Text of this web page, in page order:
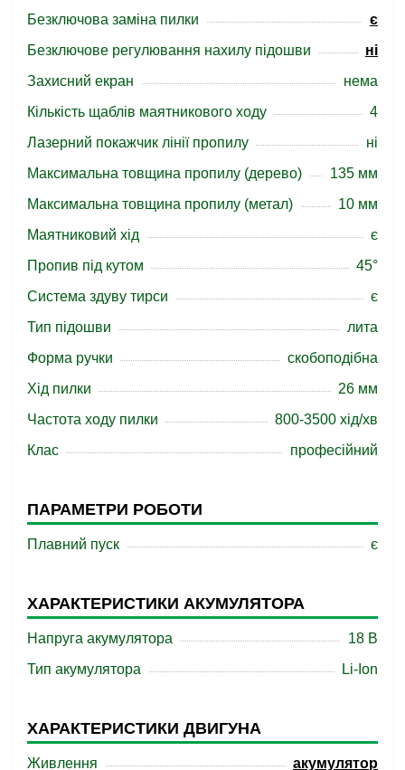
Безключова заміна пилки
є
Безключове регулювання нахилу підошви
ні
Захисний екран
нема
Кількість щаблів маятникового ходу
4
Лазерний покажчик лінії пропилу
ні
Максимальна товщина пропилу (дерево)
135 мм
Максимальна товщина пропилу (метал)
10 мм
Маятниковий хід
є
Пропив під кутом
45°
Система здуву тирси
є
Тип підошви
лита
Форма ручки
скобоподібна
Хід пилки
26 мм
Частота ходу пилки
800-3500 хід/хв
Клас
професійний
ПАРАМЕТРИ РОБОТИ
Плавний пуск є
ХАРАКТЕРИСТИКИ АКУМУЛЯТОРА
Напруга акумулятора
18 B
Тип акумулятора
Li-Ion
ХАРАКТЕРИСТИКИ ДВИГУНА
Живлення акумулятор